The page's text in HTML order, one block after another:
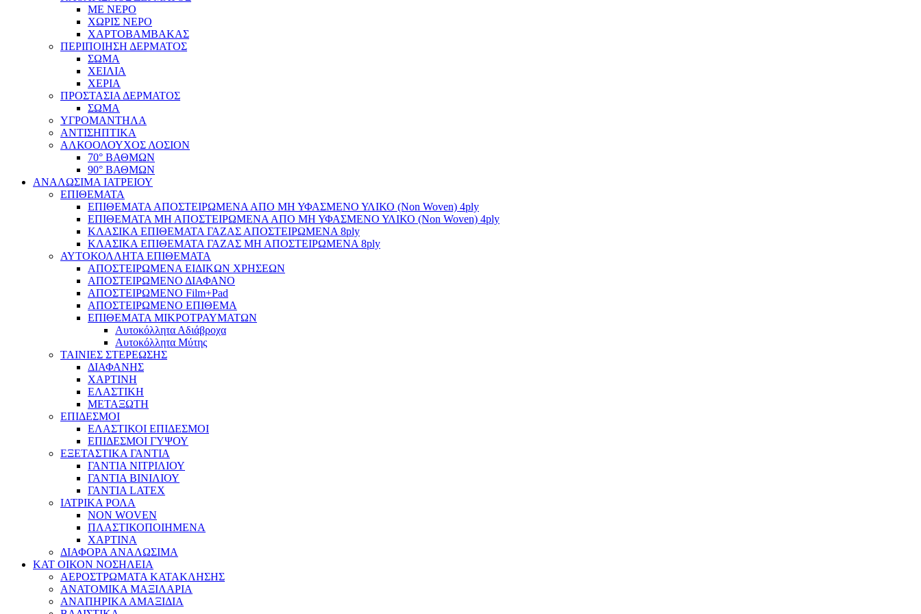
ΜΕ ΝΕΡΟ
ΧΩΡΙΣ ΝΕΡΟ
ΧΑΡΤΟΒΑΜΒΑΚΑΣ
ΠΕΡΙΠΟΙΗΣΗ ΔΕΡΜΑΤΟΣ
ΣΩΜΑ
ΧΕΙΛΙΑ
ΧΕΡΙΑ
ΠΡΟΣΤΑΣΙΑ ΔΕΡΜΑΤΟΣ
ΣΩΜΑ
ΥΓΡΟΜΑΝΤΗΛΑ
ΑΝΤΙΣΗΠΤΙΚΑ
ΑΛΚΟΟΛΟΥΧΟΣ ΛΟΣΙΟΝ
70° ΒΑΘΜΩΝ
90° ΒΑΘΜΩΝ
ΑΝΑΛΩΣΙΜΑ ΙΑΤΡΕΙΟΥ
ΕΠΙΘΕΜΑΤΑ
ΕΠΙΘΕΜΑΤΑ ΑΠΟΣΤΕΙΡΩΜΕΝΑ ΑΠΟ ΜΗ ΥΦΑΣΜΕΝΟ ΥΛΙΚΟ (Non Woven) 4ply
ΕΠΙΘΕΜΑΤΑ ΜΗ ΑΠΟΣΤΕΙΡΩΜΕΝΑ ΑΠΟ ΜΗ ΥΦΑΣΜΕΝΟ ΥΛΙΚΟ (Non Woven) 4ply
ΚΛΑΣΙΚΑ ΕΠΙΘΕΜΑΤΑ ΓΑΖΑΣ ΑΠΟΣΤΕΙΡΩΜΕΝΑ 8ply
ΚΛΑΣΙΚΑ ΕΠΙΘΕΜΑΤΑ ΓΑΖΑΣ ΜΗ ΑΠΟΣΤΕΙΡΩΜΕΝΑ 8ply
ΑΥΤΟΚΟΛΛΗΤΑ ΕΠΙΘΕΜΑΤΑ
ΑΠΟΣΤΕΙΡΩΜΕΝΑ ΕΙΔΙΚΩΝ ΧΡΗΣΕΩΝ
ΑΠΟΣΤΕΙΡΩΜΕΝΟ ΔΙΑΦΑΝΟ
ΑΠΟΣΤΕΙΡΩΜΕΝΟ Film+Pad
ΑΠΟΣΤΕΙΡΩΜΕΝΟ ΕΠΙΘΕΜΑ
ΕΠΙΘΕΜΑΤΑ ΜΙΚΡΟΤΡΑΥΜΑΤΩΝ
Αυτοκόλλητα Αδιάβροχα
Αυτοκόλλητα Μύτης
ΤΑΙΝΙΕΣ ΣΤΕΡΕΩΣΗΣ
ΔΙΑΦΑΝΗΣ
ΧΑΡΤΙΝΗ
ΕΛΑΣΤΙΚΗ
ΜΕΤΑΞΩΤΗ
ΕΠΙΔΕΣΜΟΙ
ΕΛΑΣΤΙΚΟΙ ΕΠΙΔΕΣΜΟΙ
ΕΠΙΔΕΣΜΟΙ ΓΥΨΟΥ
ΕΞΕΤΑΣΤΙΚΑ ΓΑΝΤΙΑ
ΓΑΝΤΙΑ ΝΙΤΡΙΛΙΟΥ
ΓΑΝΤΙΑ ΒΙΝΙΛΙΟΥ
ΓΑΝΤΙΑ LATEX
ΙΑΤΡΙΚΑ ΡΟΛΑ
NON WOVEN
ΠΛΑΣΤΙΚΟΠΟΙΗΜΕΝΑ
ΧΑΡΤΙΝΑ
ΔΙΑΦΟΡΑ ΑΝΑΛΩΣΙΜΑ
ΚΑΤ ΟΙΚΟΝ ΝΟΣΗΛΕΙΑ
ΑΕΡΟΣΤΡΩΜΑΤΑ ΚΑΤΑΚΛΗΣΗΣ
ΑΝΑΤΟΜΙΚΑ ΜΑΞΙΛΑΡΙΑ
ΑΝΑΠΗΡΙΚΑ ΑΜΑΞΙΔΙΑ